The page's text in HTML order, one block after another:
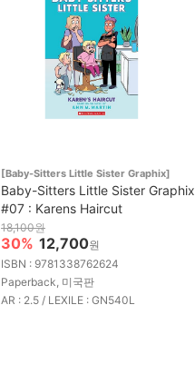
[Baby-Sitters Little Sister Graphix]
Baby-Sitters Little Sister Graphix
#07 : Karens Haircut
18,100원
30% 12,700원
ISBN : 9781338762624
Paperback, 미국판
AR : 2.5 / LEXILE : GN540L